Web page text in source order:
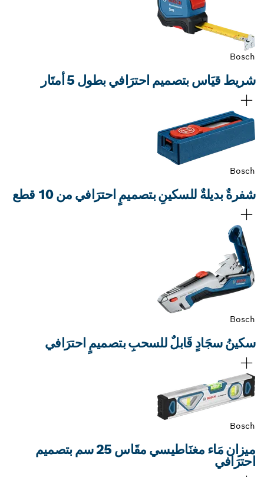
Bosch
شريط قيَاس بتصميم احترَافي بطول 5 أمتَار
Bosch
شفرةٌ بديلةٌ للسكينِ بتصميمٍ احترَافي من 10 قطع
Bosch
سكينُ سجَادٍ قَابلٌ للسحبِ بتصميمٍ احترَافي
Bosch
ميزان مَاء مغنَاطيسي مقَاس 25 سم بتصميم
احترَافي